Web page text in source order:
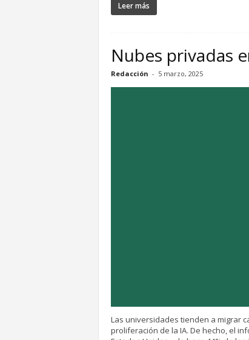
Leer más
Nubes privadas
Redacción - 5 marzo, 2025
Las universidades tienden a migrar
proliferación de la IA. De hecho, el